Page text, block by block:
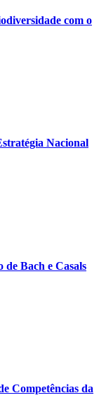
com o
Nacional
Bach e Casals
Competências da